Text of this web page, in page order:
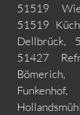
51519
51519
Dellbrück,
51427
Bömerich,